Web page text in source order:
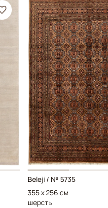
Beleji / № 5735
355 x 256 см
шерсть